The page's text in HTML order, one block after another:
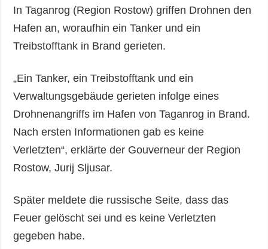
In Taganrog (Region Rostow) griffen Drohnen den
Hafen an, woraufhin ein Tanker und ein
Treibstofftank in Brand gerieten.
„Ein Tanker, ein Treibstofftank und ein
Verwaltungsgebäude gerieten infolge eines
Drohnenangriffs im Hafen von Taganrog in Brand.
Nach ersten Informationen gab es keine
Verletzten“, erklärte der Gouverneur der Region
Rostow, Jurij Sljusar.
Später meldete die russische Seite, dass das
Feuer gelöscht sei und es keine Verletzten
gegeben habe.